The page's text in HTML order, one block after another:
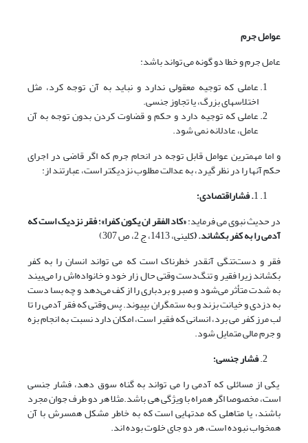
عوامل جرم
عامل جرم و خطا دو گونه می تواند باشد:
عاملی که توجیه معقولی ندارد و نباید به آن توجه کرد، مثل
اختلاسهای بزرگ، یا تجاوز جنسی.
عاملی که توجیه دارد و حکم و قضاوت کردن بدون توجه به آن
عامل، عادلانه نمی شود.
و اما مهمترین عوامل قابل توجه در انحام جرم که اگر قاضی در اجرای
حکم آنها را در نظر گیرد، به عدالت مطلوب نزدیکتر است، عبارتند از:
1. فشاراقتصادی؛
در حدیث نبوی می فرماید:«کاد الفقر ان یکون کفرا»؛ فقر نزدیک است که
آدمی را به کفر بکشاند. (کلینی، 1413، ج 2، ص 307)
فقر و دست‌تنگى آنقدر خطرناک است که می تواند انسان را به کفر
بکشاند زیرا فقیر و تنگ‌دست وقتى حال زار خود و خانواده‌اش را مى‌بیند
به شدت متأثر مى‌شود و صبر و بردبارى را از کف مى‌دهد و چه بسا دست
به دزدى و خیانت بزند و به ستمگران بپیوند. پس وقتی که فقر آدمی را تا
لب مرز کفر می برد، انسانی که فقیر است، امکان دارد نسبت به انجام بزه
و جرم مالی متمایل شود.
فشار جنسی؛
یکی از مسائلی که آدمی را می تواند به گناه سوق دهد، فشار جنسی
است، مخصوصا اگر همراه با ویژگی هی باشد.مثلا هر دو طرف جوان مجرد
باشند، یا متاهلی که مدتهایی است که به خاطر مشکل همسرش با آن
همخواب نبوده است، هر دو جای خلوت بوده اند.